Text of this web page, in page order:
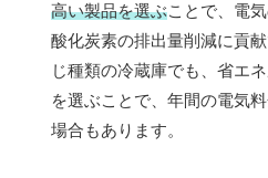
高い製品を選ぶことで、電
酸化炭素の排出量削減に貢
じ種類の冷蔵庫でも、省エ
を選ぶことで、年間の電気
場合もあります。